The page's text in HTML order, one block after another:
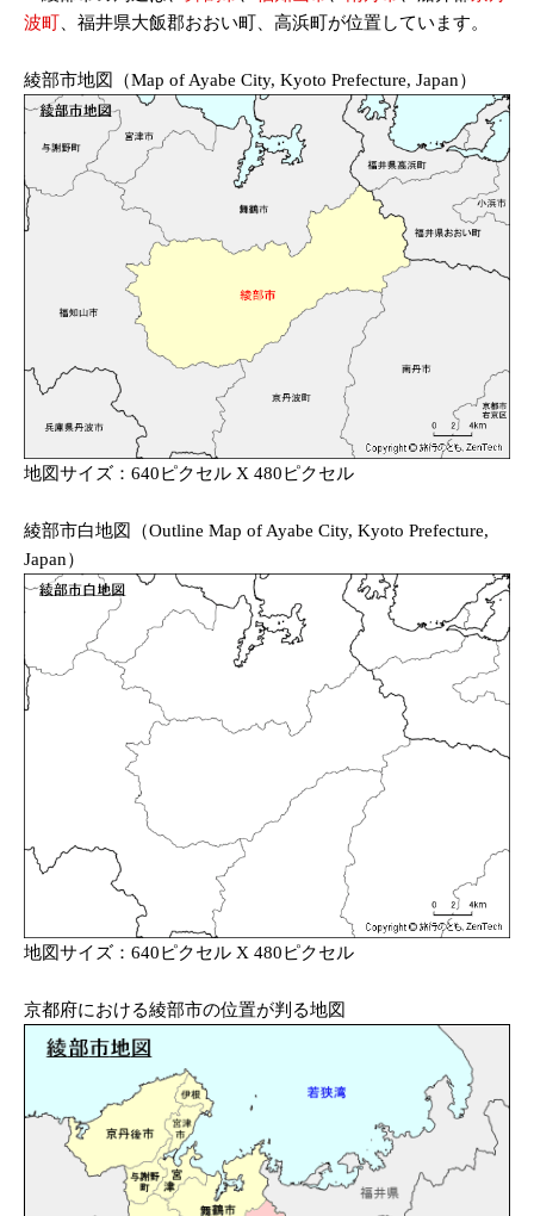
波町 、福井県大飯郡おおい町、高浜町が位置しています。
綾部市地図（Map of Ayabe City, Kyoto Prefecture, Japan）
地図サイズ：640ピクセル X 480ピクセル
綾部市白地図（Outline Map of Ayabe City, Kyoto Prefecture,
Japan）
地図サイズ：640ピクセル X 480ピクセル
京都府における綾部市の位置が判る地図